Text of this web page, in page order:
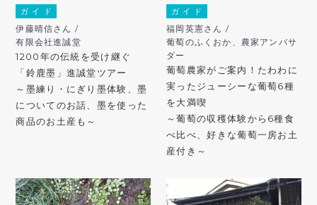
ガ イ ド
伊藤晴信さん /
有限会社進誠堂
1200年の伝統を受け継ぐ
「鈴鹿墨」進誠堂ツアー
～墨練り・にぎり墨体験、墨
についてのお話、墨を使った
商品のお土産も～
ガ イ ド
福岡英憲さん /
葡萄のふくおか、農家アンバサ
ダー
葡萄農家がご案内！たわわに
実ったジューシーな葡萄6種
を大満喫
～葡萄の収穫体験から6種食
べ比べ、好きな葡萄一房お土
産付き～